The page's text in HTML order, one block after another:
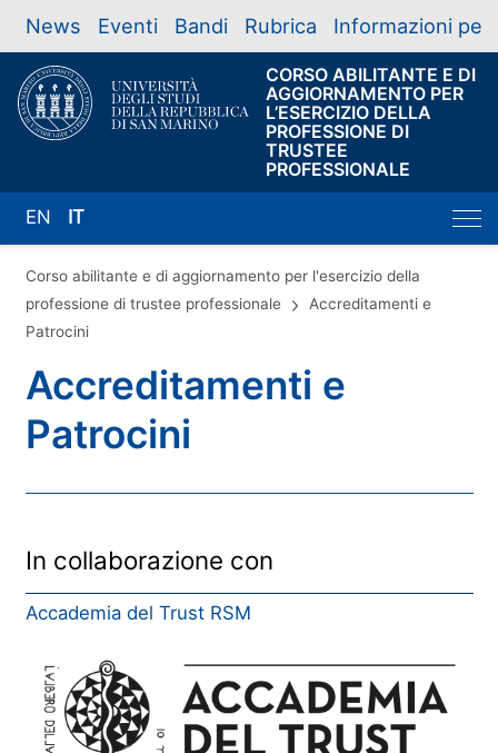
News Eventi Bandi Rubrica Informazioni per
CORSO ABILITANTE E DI
AGGIORNAMENTO PER
L’ESERCIZIO DELLA
PROFESSIONE DI
TRUSTEE
PROFESSIONALE
EN IT
Corso abilitante e di aggiornamento per l'esercizio della
professione di trustee professionale
Accreditamenti e
Patrocini
Accreditamenti e
Patrocini
In collaborazione con
Accademia del Trust RSM